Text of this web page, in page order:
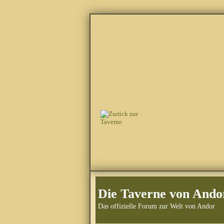
Die Taverne von
Das offizielle Forum zur Welt von Andor